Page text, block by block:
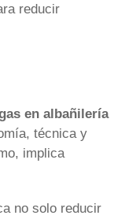
reducir
en albañilería
técnica y
implica
no solo reducir